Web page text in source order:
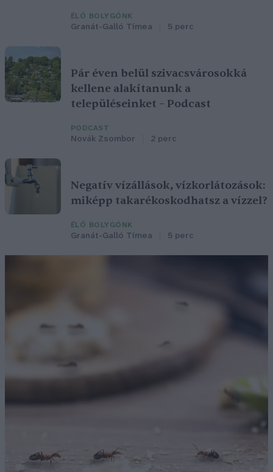
ÉLŐ BOLYGÓNK
Granát-Galló Tímea 5 perc
Pár éven belül szivacsvárosokká
kellene alakítanunk a
településeinket – Podcast
PODCAST
Novák Zsombor 2 perc
Negatív vízállások, vízkorlátozások:
miképp takarékoskodhatsz a vízzel?
ÉLŐ BOLYGÓNK
Granát-Galló Tímea 5 perc